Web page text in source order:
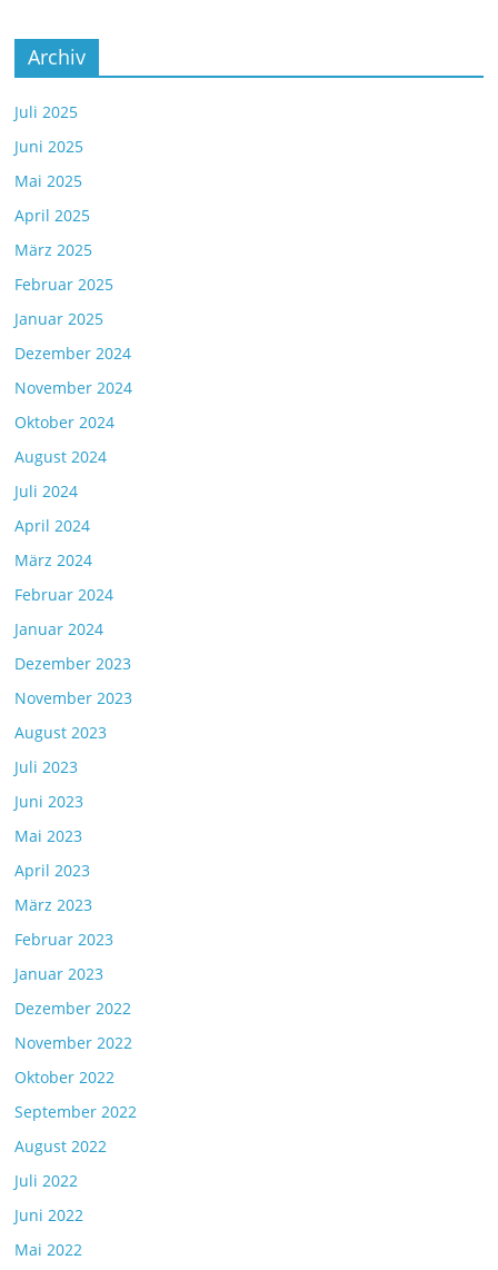
Archiv
Juli 2025
Juni 2025
Mai 2025
April 2025
März 2025
Februar 2025
Januar 2025
Dezember 2024
November 2024
Oktober 2024
August 2024
Juli 2024
April 2024
März 2024
Februar 2024
Januar 2024
Dezember 2023
November 2023
August 2023
Juli 2023
Juni 2023
Mai 2023
April 2023
März 2023
Februar 2023
Januar 2023
Dezember 2022
November 2022
Oktober 2022
September 2022
August 2022
Juli 2022
Juni 2022
Mai 2022